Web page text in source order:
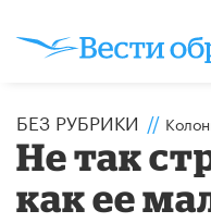
БЕЗ РУБРИКИ //
Не так
как ее